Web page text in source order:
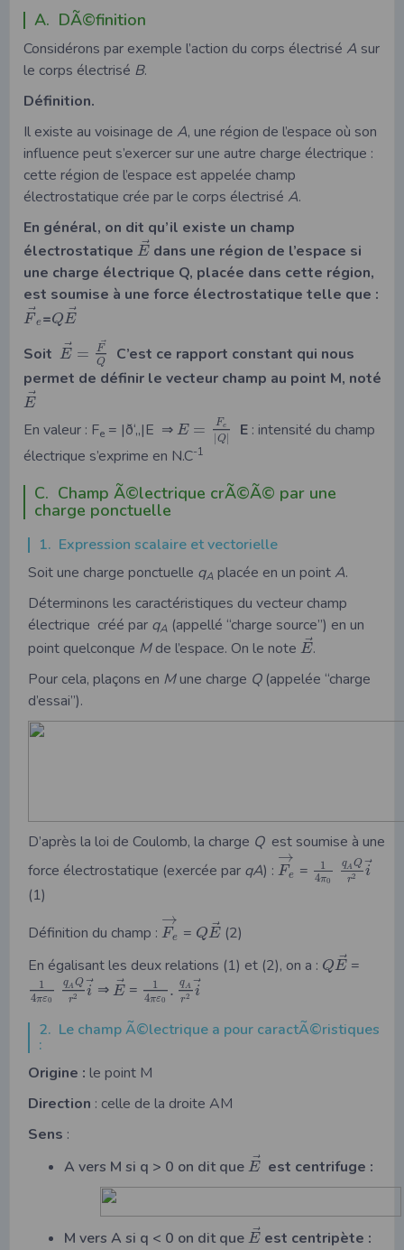
A. DÃ©finition
Considérons par exemple l’action du corps électrisé A sur
le corps électrisé B.
Définition.
Il existe au voisinage de A, une région de l’espace où son
influence peut s’exercer sur une autre charge électrique :
cette région de l’espace est appelée champ
électrostatique crée par le corps électrisé A.
En général, on dit qu’il existe un champ
électrostatique E⃗ dans une région de l’espace si
une charge électrique Q, placée dans cette région,
est soumise à une force électrostatique telle que :
F e =QE⃗
Soit E⃗ = F ⃗
Q
C’est ce rapport constant qui nous
permet de définir le vecteur champ au point M, noté
E⃗
En valeur : Fe = |ð‘„|E ⇒ E = Fe
|Q| E : intensité du champ
électrique s’exprime en N.C-1
C. Champ Ã©lectrique crÃ©Ã© par une
charge ponctuelle
1. Expression scalaire et vectorielle
Soit une charge ponctuelle qA placée en un point A.
Déterminons les caractéristiques du vecteur champ
électrique créé par qA (appellé “charge source”) en un
point quelconque Mde l’espace. On le note E⃗.
Pour cela, plaçons en Mune charge Q (appelée “charge
d’essai”).
D’après la loi de Coulomb, la charge Q est soumise à une
force électrostatique (exercée par qA) : Fe
→
=
1
4π0
qA Q
r2 i⃗
(1)
Définition du champ : Fe
→
= QE⃗(2)
En égalisant les deux relations (1) et (2), on a : QE⃗=
1
4πε0
qA Q
r2 i⃗ ⇒ E⃗=
1
4πε0
. qA
r2 i
2. Le champ Ã©lectrique a pour caractÃ©ristiques
:
Origine : le point M
Direction : celle de la droite AM
Sens :
A vers M si q > 0 on dit que E⃗ est centrifuge :
M vers A si q < 0 on dit que E⃗ est centripète :